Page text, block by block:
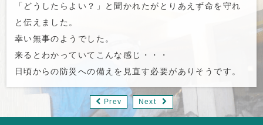
「どうしたらよい？」と聞かれたがとりあえず命を守れ
と伝えました。
幸い無事のようでした。
来るとわかっていてこんな感じ・・・
日頃からの防災への備えを見直す必要がありそうです。
Prev Next